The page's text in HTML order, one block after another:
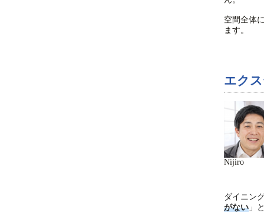
空間全体
ます。
エク
Nijiro
ダイニン
がない 」